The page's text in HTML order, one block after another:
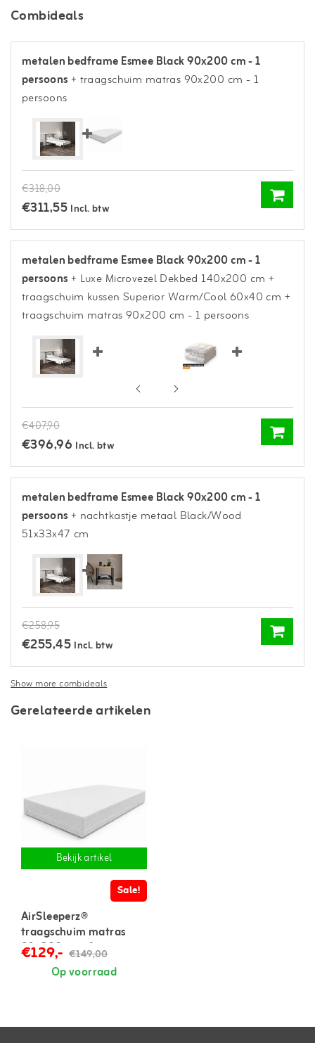
Combideals
metalen bedframe Esmee Black 90x200 cm - 1
persoons+ traagschuim matras 90x200 cm - 1
persoons
€318,00
€311,55 Incl. btw
metalen bedframe Esmee Black 90x200 cm - 1
persoons+ Luxe Microvezel Dekbed 140x200 cm +
traagschuim kussen Superior Warm/Cool 60x40 cm +
traagschuim matras 90x200 cm - 1 persoons
€407,90
€396,96 Incl. btw
metalen bedframe Esmee Black 90x200 cm - 1
persoons+ nachtkastje metaal Black/Wood
51x33x47 cm
€258,95
€255,45 Incl. btw
Show more combideals
Gerelateerde artikelen
Bekijk artikel
Sale!
AirSleeperz®
traagschuim matras
90x200 cm - 1 persoons
€129,- €149,00
Op voorraad